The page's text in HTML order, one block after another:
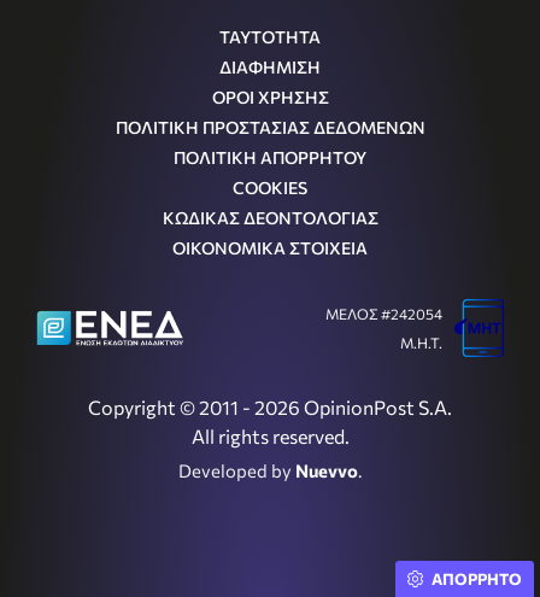
ΤΑΥΤΟΤΗΤΑ
ΔΙΑΦΗΜΙΣΗ
ΟΡΟΙ ΧΡΗΣΗΣ
ΠΟΛΙΤΙΚΗ ΠΡΟΣΤΑΣΙΑΣ ΔΕΔΟΜΕΝΩΝ
ΠΟΛΙΤΙΚΗ ΑΠΟΡΡΗΤΟΥ
COOKIES
ΚΩΔΙΚΑΣ ΔΕΟΝΤΟΛΟΓΙΑΣ
ΟΙΚΟΝΟΜΙΚΑ ΣΤΟΙΧΕΙΑ
Copyright © 2011 - 2026 OpinionPost S.A.
All rights reserved.
Developed by Nuevvo.
ΜΕΛΟΣ #242054
Μ.Η.Τ.
ΑΠΟΡΡΗΤΟ